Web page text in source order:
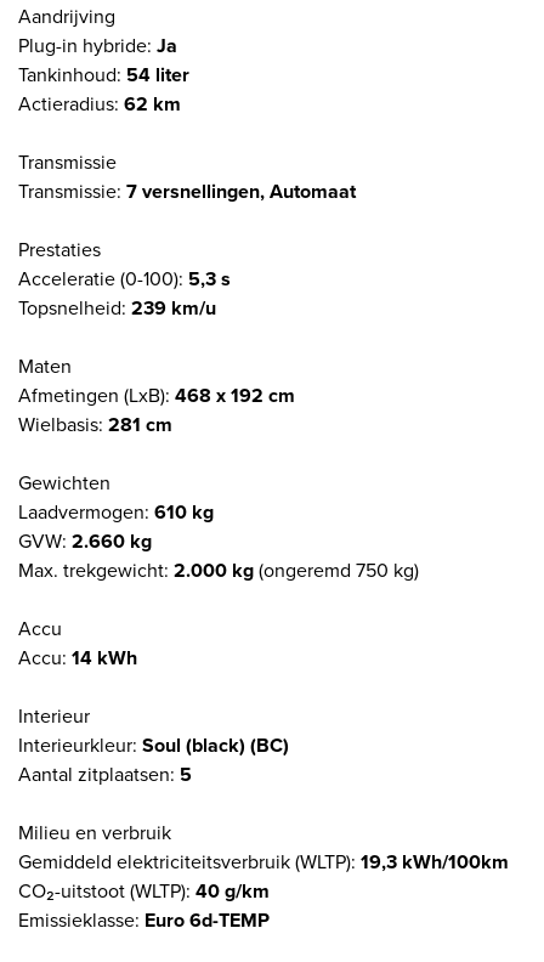
Aandrijving
Plug-in hybride: Ja
Tankinhoud: 54 liter
Actieradius: 62 km
Transmissie
Transmissie: 7 versnellingen, Automaat
Prestaties
Acceleratie (0-100): 5,3 s
Topsnelheid: 239 km/u
Maten
Afmetingen (LxB): 468 x 192 cm
Wielbasis: 281 cm
Gewichten
Laadvermogen: 610 kg
GVW: 2.660 kg
Max. trekgewicht: 2.000 kg(ongeremd 750 kg)
Accu
Accu: 14 kWh
Interieur
Interieurkleur: Soul (black) (BC)
Aantal zitplaatsen: 5
Milieu en verbruik
Gemiddeld elektriciteitsverbruik (WLTP): 19,3 kWh/100km
CO₂-uitstoot (WLTP): 40 g/km
Emissieklasse: Euro 6d-TEMP